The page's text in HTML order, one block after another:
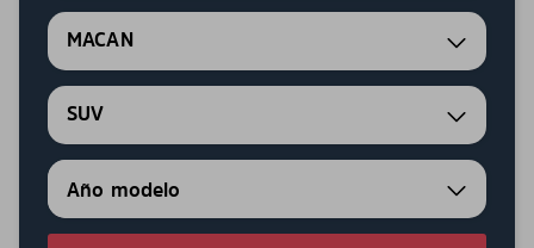
MACAN
SUV